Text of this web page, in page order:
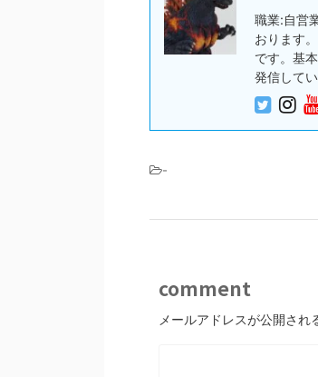
職業:自営
おります
です。基
発信して
-
comment
メールアドレスが公開され